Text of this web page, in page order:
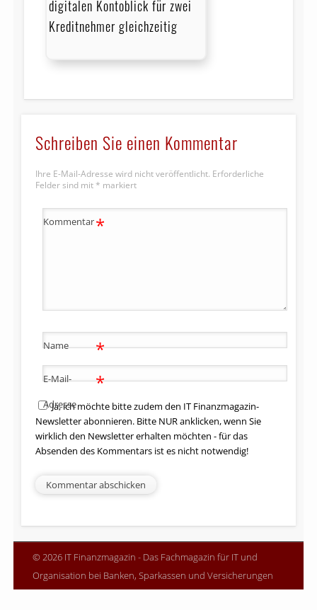
digitalen Kontoblick für zwei
Kreditnehmer gleichzeitig
Schreiben Sie einen Kommentar
Ihre E-Mail-Adresse wird nicht veröffentlicht. Erforderliche
Felder sind mit * markiert
Kommentar*
Name *
E-Mail-
Adresse
*
Ja, ich möchte bitte zudem den IT Finanzmagazin-
Newsletter abonnieren. Bitte NUR anklicken, wenn Sie
wirklich den Newsletter erhalten möchten - für das
Absenden des Kommentars ist es nicht notwendig!
© 2026 IT Finanzmagazin - Das Fachmagazin für IT und
Organisation bei Banken, Sparkassen und Versicherungen